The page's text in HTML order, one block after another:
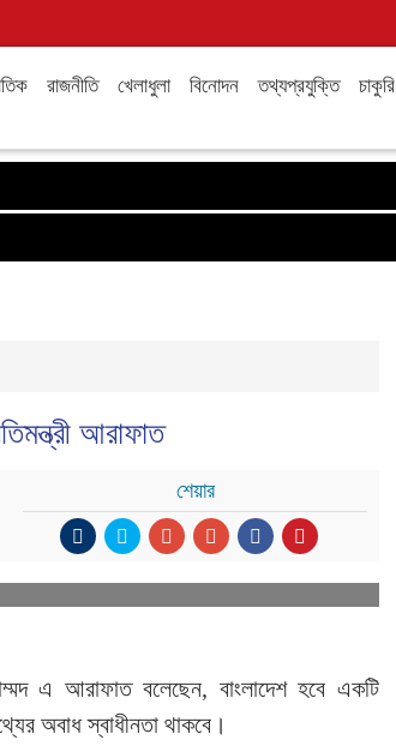
রাজনীতি খেলাধুলা বিনোদন তথ্যপ্রযুক্তি চাকুরি
আরাফাত
শেয়ার
এ আরাফাত বলেছেন, বাংলাদেশ হবে একটি
অবাধ স্বাধীনতা থাকবে।